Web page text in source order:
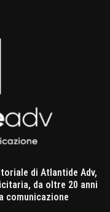
di Atlantide Adv,
da oltre 20 anni
comunicazione